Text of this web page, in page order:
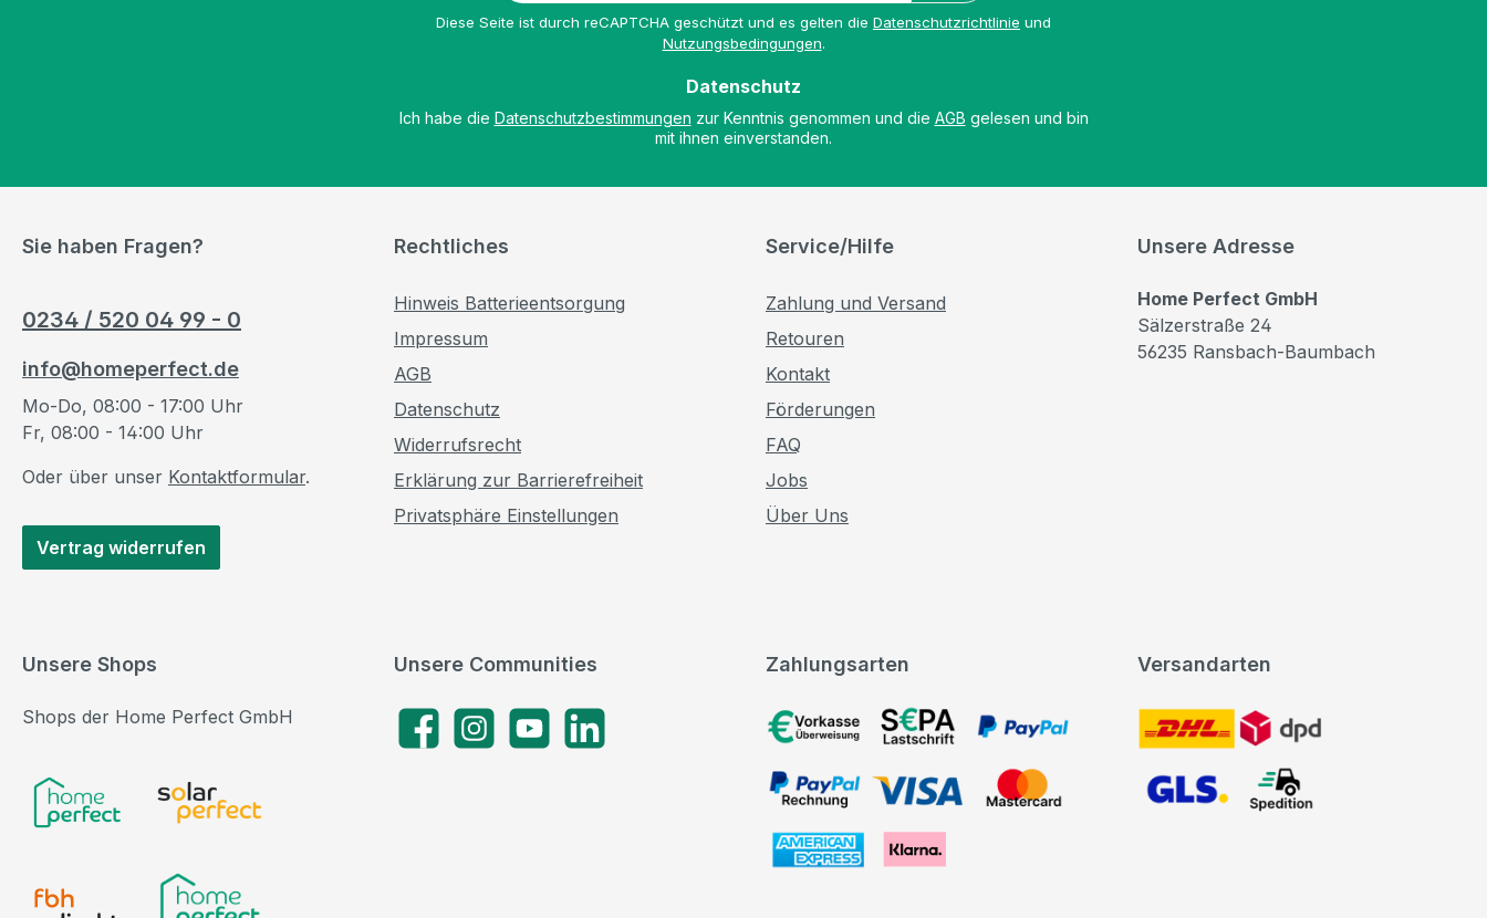
Diese Seite ist durch reCAPTCHA geschützt und es gelten die Datenschutzrichtlinie und
Nutzungsbedingungen.
Datenschutz
Ich habe die Datenschutzbestimmungen zur Kenntnis genommen und die AGB gelesen und bin
mit ihnen einverstanden.
Sie haben Fragen?
0234 / 520 04 99 - 0
info@homeperfect.de
Mo-Do, 08:00 - 17:00 Uhr
Fr, 08:00 - 14:00 Uhr
Oder über unser Kontaktformular.
Vertrag widerrufen
Rechtliches
Hinweis Batterieentsorgung
Impressum
AGB
Datenschutz
Widerrufsrecht
Erklärung zur Barrierefreiheit
Privatsphäre Einstellungen
Service/Hilfe
Zahlung und Versand
Retouren
Kontakt
Förderungen
FAQ
Jobs
Über Uns
Zahlungsarten
Vorkasse, SEPA-Lastschrift, PayPal
PayPal Rechnung, VISA, Mastercard
Versandarten
Unsere Adresse
Home Perfect GmbH
Sälzerstraße 24
56235 Ransbach-Baumbach
Unsere Communities
FacebookInstagramYouTubeLinkedIn
Unsere Shops
Shops der Home Perfect GmbH